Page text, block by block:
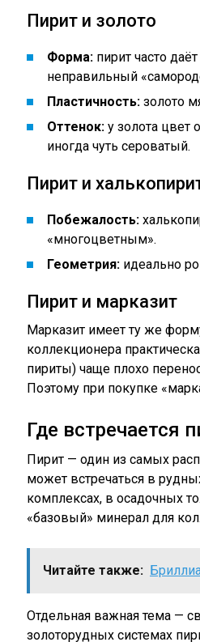
Пирит и золото
Форма: пирит часто
неправильный
Пластичность: золото
Оттенок: у золота цвет
иногда чуть сероватый.
Пирит и
Побежалость:
«многоцветным».
Геометрия: идеально
Пирит и марказит
Марказит имеет ту же
коллекционера
пириты) чаще плохо
Поэтому при покупке
Где встречается
Пирит — один из самых
может встречаться в
комплексах, в осадочных
«базовый» минерал для
Читайте также:
Отдельная важная тема —
золоторудных системах